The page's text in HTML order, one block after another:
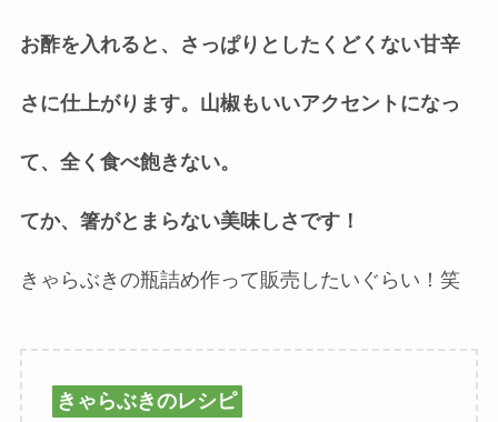
お酢を入れると、さっぱりとしたくどくない甘辛
さに仕上がります。山椒もいいアクセントになっ
て、全く食べ飽きない。
てか、箸がとまらない美味しさです！
きゃらぶきの瓶詰め作って販売したいぐらい！笑
きゃらぶきのレシピ